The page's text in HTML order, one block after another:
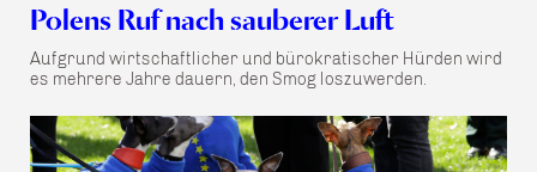
Polens Ruf nach sauberer Luft
Aufgrund wirtschaftlicher und bürokratischer Hürden wird
es mehrere Jahre dauern, den Smog loszuwerden.